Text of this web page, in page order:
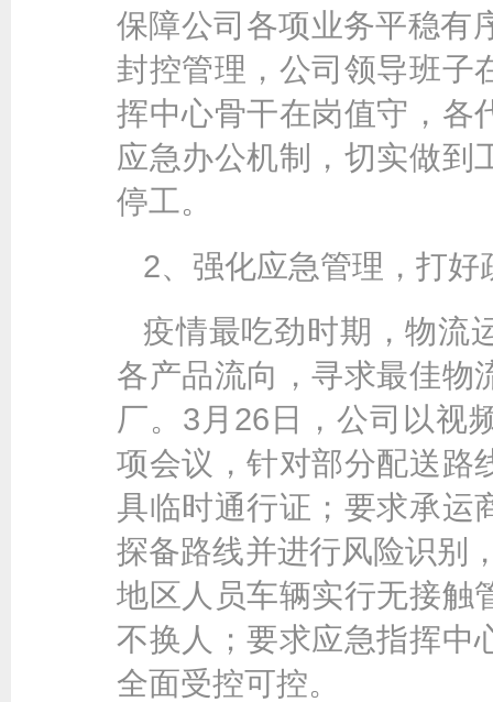
保障公司各项业务平稳有
封控管理，公司领导班子
挥中心骨干在岗值守，各
应急办公机制，切实做到
停工。
2、强化应急管理，打好
疫情最吃劲时期，物流
各产品流向，寻求最佳物
厂。3月26日，公司以视
项会议，针对部分配送路
具临时通行证；要求承运
探备路线并进行风险识别
地区人员车辆实行无接触
不换人；要求应急指挥中
全面受控可控。